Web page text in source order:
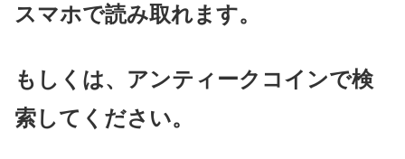
スマホで読み取れます。
もしくは、アンティークコインで検
索してください。